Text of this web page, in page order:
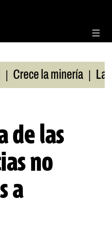
la minería | La
de las
no
a